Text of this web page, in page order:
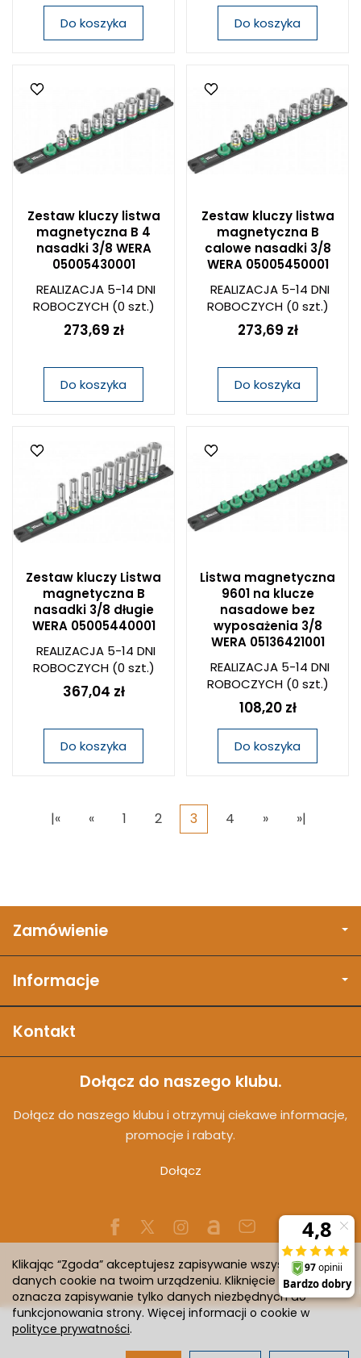
Do koszyka Do koszyka
Zestaw kluczy listwa
magnetyczna B 4
nasadki 3/8 WERA
05005430001
REALIZACJA 5-14 DNI
ROBOCZYCH(0 szt.)
273,69 zł
Do koszyka
Zestaw kluczy listwa
magnetyczna B
calowe nasadki 3/8
WERA 05005450001
REALIZACJA 5-14 DNI
ROBOCZYCH(0 szt.)
273,69 zł
Do koszyka
Zestaw kluczy Listwa
magnetyczna B
nasadki 3/8 długie
WERA 05005440001
REALIZACJA 5-14 DNI
ROBOCZYCH(0 szt.)
367,04 zł
Do koszyka
Listwa magnetyczna
9601 na klucze
nasadowe bez
wyposażenia 3/8
WERA 05136421001
REALIZACJA 5-14 DNI
ROBOCZYCH(0 szt.)
108,20 zł
Do koszyka
|« « 1 2 3 4 » »|
Zamówienie
Informacje
Kontakt
Dołącz do naszego klubu.
Dołącz do naszego klubu i otrzymuj ciekawe informacje,
promocje i rabaty.
Dołącz
Sklep internetowy SOTESHOP AI
Klikając “Zgoda” akceptujesz zapisywanie wszystkich
danych cookie na twoim urządzeniu. Kliknięcie “Odmowa”
oznacza zapisywanie tylko danych niezbędnych do
funkcjonowania strony. Więcej informacji o cookie w
polityce prywatności.